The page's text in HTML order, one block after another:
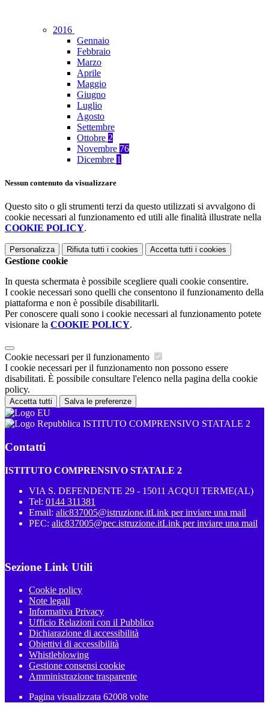
2016
Gennaio
Febbraio
Marzo
Aprile
Maggio
Giugno
Luglio
Agosto
Settembre
Ottobre 2
Novembre 76
Dicembre 1
Nessun contenuto da visualizzare
Questo sito o gli strumenti terzi da questo utilizzati si avvalgono di
cookie necessari al funzionamento ed utili alle finalità illustrate nella
COOKIE POLICY.
Personalizza Rifiuta tutti i cookies Accetta tutti i cookies
Gestione cookie
In questa schermata è possibile scegliere quali cookie consentire.
I cookie necessari sono quelli che consentono il funzionamento della
piattaforma e non è possibile disabilitarli.
Per conoscere quali sono i cookie necessari al funzionamento potete
visionare la COOKIE POLICY.
Cookie necessari per il funzionamento
I cookie necessari per il funzionamento non possono essere
disabilitati. È possibile consultare l'elenco nella pagina della cookie
policy.
Accetta tutti Salva le preferenze
ISTITUTO COMPRENSIVO STATALE 2
Contatti
ISTITUTO COMPRENSIVO STATALE 2
VIA S. DEFENDENTE 29 - 15011 ACQUI TERME(AL)
Tel: 0144 311381
Email: alic837005@istruzione.itLink per inviare una mail
PEC: alic837005@pec.istruzione.itLink per inviare una mail
Sezione Link Utili
Cookie policy
Note legali
Informativa Privacy
Ufficio Relazioni con il Pubblico
Dichiarazione di accessibilità
Obiettivi di accessibilità
Whistleblowing
Gestione consensi cookie
Amministrazione trasparente
Pagina visualizzata 62008 volte